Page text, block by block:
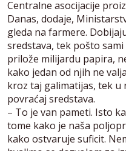
Centralne asocijacije
Danas, dodaje,
gleda na farmere.
sredstava, tek pošto
prilože milijardu papira,
kako jedan od njih ne
kroz taj galimatijas, tek
povraćaj sredstava.
– To je van pameti. Isto
tome kako je naša
kako ostvaruje suficit.